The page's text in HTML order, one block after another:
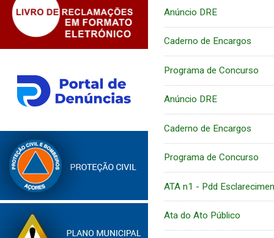
Anúncio DRE
Caderno de Encargos
Programa de Concurso
Anúncio DRE
Caderno de Encargos
Programa de Concurso
ATA n1 - Pdd
Ata do Ato Público